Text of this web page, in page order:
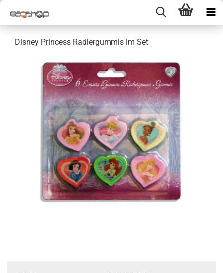
Disney Princess Radiergummis im Set